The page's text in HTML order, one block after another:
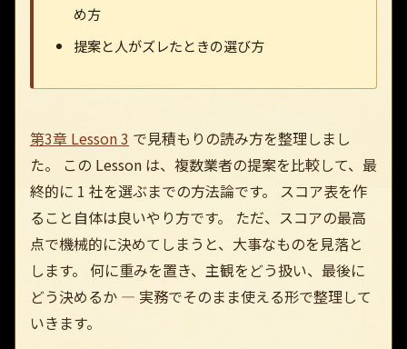
め方
提案と人がズレたときの選び方
第3章 Lesson 3 で見積もりの読み方を整理しまし
た。 この Lesson は、複数業者の提案を比較して、最
終的に 1 社を選ぶまでの方法論です。 スコア表を作
ること自体は良いやり方です。 ただ、スコアの最高
点で機械的に決めてしまうと、大事なものを見落と
します。 何に重みを置き、主観をどう扱い、最後に
どう決めるか — 実務でそのまま使える形で整理して
いきます。